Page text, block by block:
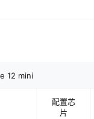
12 mini
配置芯
片